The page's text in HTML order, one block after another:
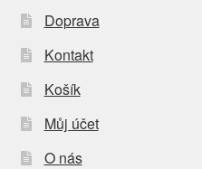
Doprava
Kontakt
Košík
Můj účet
O nás